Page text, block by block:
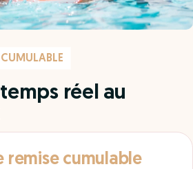
CUMULABLE
réel au
remise cumulable